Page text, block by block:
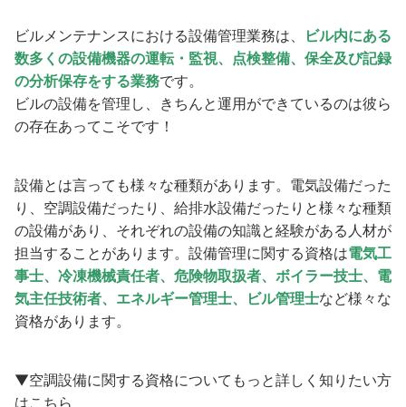
ビルメンテナンスにおける設備管理業務は、
ビル内にある
数多くの設備機器の運転・監視、点検整備、保全及び記録
の分析保存をする業務です。
ビルの設備を管理し、きちんと運用ができているのは彼ら
の存在あってこそです！
設備とは言っても様々な種類があります。電気設備だった
り、空調設備だったり、給排水設備だったりと様々な種類
の設備があり、それぞれの設備の知識と経験がある人材が
担当することがあります。設備管理に関する資格は電気工
事士、冷凍機械責任者、危険物取扱者、ボイラー技士、電
気主任技術者、エネルギー管理士、ビル管理士など様々な
資格があります。
▼空調設備に関する資格についてもっと詳しく知りたい方
はこちら